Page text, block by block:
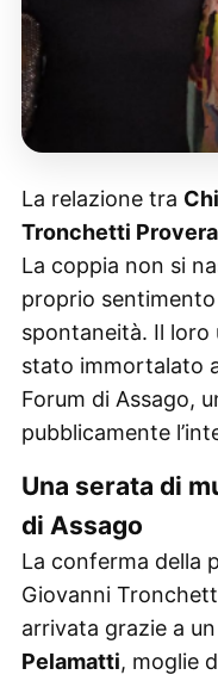
La relazione tra
Tronchetti Provera
La coppia non si
proprio
spontaneità. Il loro
stato immortalato
Forum di Assago,
pubblicamente
Una serata di
di Assago
La conferma della
Giovanni
arrivata grazie a
Pelamatti, moglie